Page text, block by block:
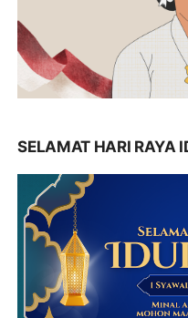
SELAMAT HARI RAYA